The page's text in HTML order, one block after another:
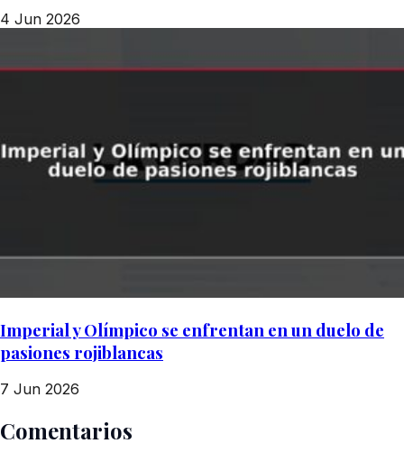
4 Jun 2026
Imperial y Olímpico se enfrentan en un duelo de
pasiones rojiblancas
7 Jun 2026
Comentarios